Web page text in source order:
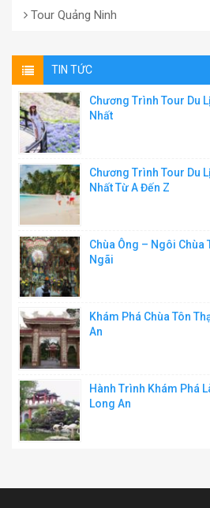
Tour Quảng Ninh
TIN TỨC
Chương Trình Tour Du
Nhất
Chương Trình Tour Du
Nhất Từ A Đến Z
Chùa Ông – Ngôi Chùa
Ngãi
Khám Phá Chùa Tôn
An
Hành Trình Khám Phá
Long An